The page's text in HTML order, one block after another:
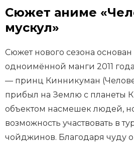
Сюжет аниме
мускул»
Сюжет нового сезона основан
одноимённой манги 2011
— принц Кинникуман
прибыл на Землю с планеты
объектом насмешек людей,
возможность участвовать в
чойджинов. Благодаря чуду